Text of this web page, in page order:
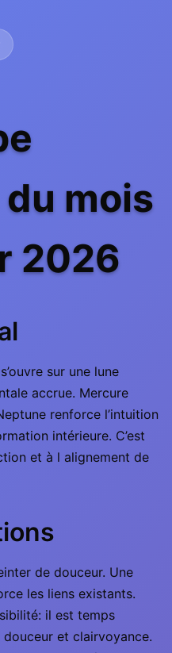
mois
2026
sur une lune
accrue. Mercure
renforce l’intuition
intérieure. C’est
et à l alignement de
de douceur. Une
les liens existants.
il est temps
douceur et clairvoyance.